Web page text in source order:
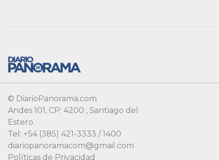
© DiarioPanorama.com
Andes 101, CP: 4200 , Santiago del
Estero
Tel: +54 (385) 421-3333 / 1400
diariopanoramacom@gmail.com
Políticas de Privacidad